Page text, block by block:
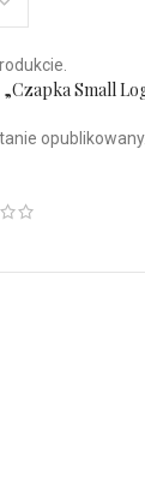
Small
opublikowany.